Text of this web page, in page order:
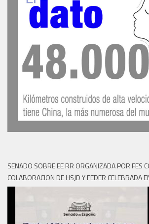
SENADO SOBRE EE RR ORGANIZADA POR FES
COLABORACION DE HSJD Y FEDER CELEBRADA